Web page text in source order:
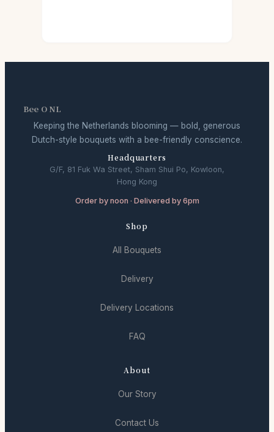
Bee O NL
Keeping the Netherlands blooming — bold, generous
Dutch-style bouquets with a bee-friendly conscience.
Headquarters
G/F, 81 Fuk Wa Street, Sham Shui Po, Kowloon,
Hong Kong
Order by noon · Delivered by 6pm
Shop
All Bouquets
Delivery
Delivery Locations
FAQ
About
Our Story
Contact Us